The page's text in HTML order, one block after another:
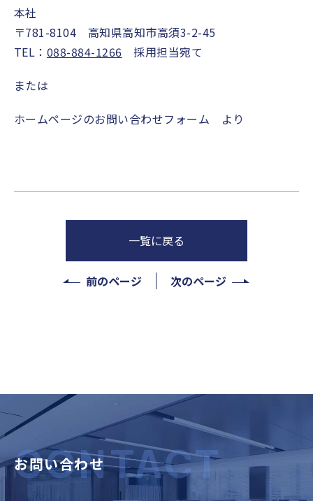
本社
〒781-8104 高知県高知市高須3-2-45
TEL ： 088-884-1266 採用担当宛て
または
ホームページのお問い合わせフォーム より
一覧に戻る
前のページ 次のページ
お問い合わせ
CONTACT